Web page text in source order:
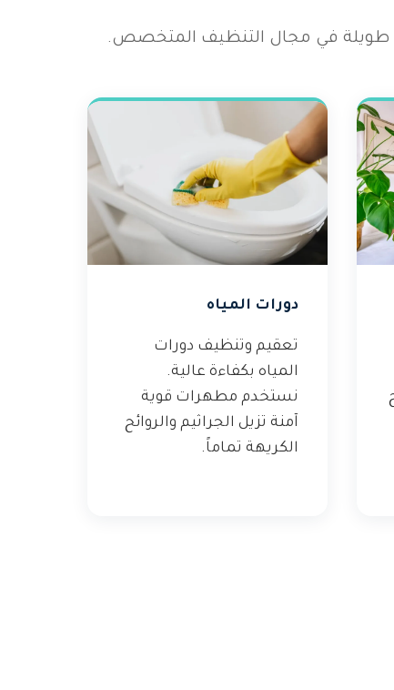
طويلة في مجال التنظيف المتخصص.
دورات المياه
تعقيم وتنظيف دورات
المياه بكفاءة عالية.
نستخدم مطهرات قوية
آمنة تزيل الجراثيم والروائح
الكريهة تماماً.